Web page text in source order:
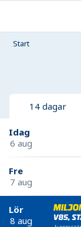
Start
14 dagar
Idag
6 aug
Fre
7 aug
Lör
8 aug